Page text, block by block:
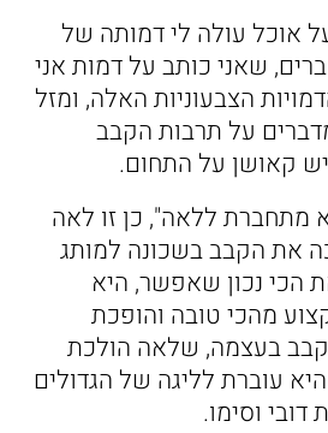
אוכל עולה לי דמותה של
שאני כותב על דמות אני
הצבעוניות האלה, ומזל
על תרבות הקבב
קאושן על התחום.
מתחברת ללאה", כן זו לאה
את הקבב בשכונה למותג
הכי נכון שאפשר, היא
מהכי טובה והופכת
בעצמה, שלאה הולכת
עוברת לליגה של הגדולים
וסימו.